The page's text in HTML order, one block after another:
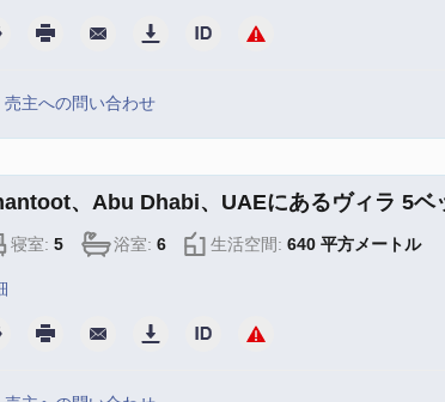
売主への問い合わせ
、Abu Dhabi、UAEにあるヴィラ 5ベ
寝室: 5 浴室: 6 生活空間: 640 平方メートル